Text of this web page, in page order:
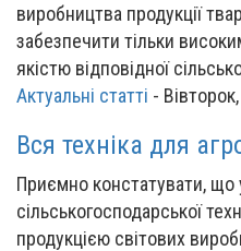
виробництва продукції
забезпечити тільки
якістю відповідної
Актуальні статті -
Вся техніка для
Приємно констатувати, що
сільськогосподарської
продукцією світових